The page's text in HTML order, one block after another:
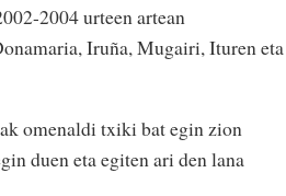
2004 urteen artean
Iruña, Mugairi, Ituren eta
omenaldi txiki bat egin zion
duen eta egiten ari den lana